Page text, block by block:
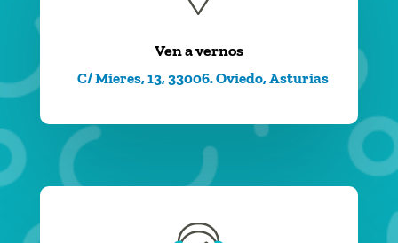
Ven a vernos
C/ Mieres, 13, 33006. Oviedo, Asturias